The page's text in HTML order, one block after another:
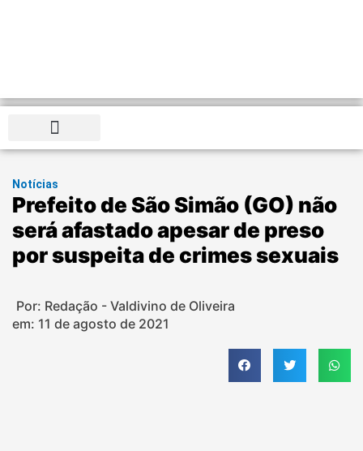
Notícias
Prefeito de São Simão (GO) não
será afastado apesar de preso
por suspeita de crimes sexuais
Por: Redação - Valdivino de Oliveira
em: 11 de agosto de 2021